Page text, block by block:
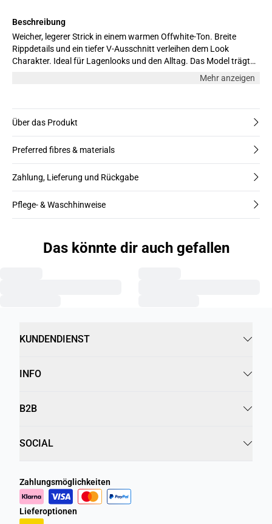
Beschreibung
Weicher, legerer Strick in einem warmen Offwhite-Ton. Breite
Rippdetails und ein tiefer V-Ausschnitt verleihen dem Look
Charakter. Ideal für Lagenlooks und den Alltag. Das Model trägt
Mehr anzeigen
Über das Produkt
Preferred fibres & materials
Zahlung, Lieferung und Rückgabe
Pflege- & Waschhinweise
Das könnte dir auch gefallen
KUNDENDIENST
INFO
B2B
SOCIAL
Zahlungsmöglichkeiten
Lieferoptionen